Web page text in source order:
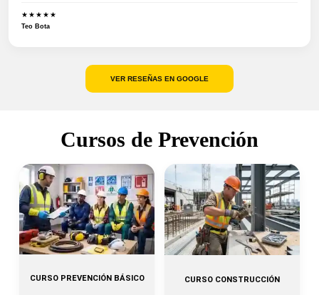
★★★★★
Teo Bota
VER RESEÑAS EN GOOGLE
Cursos de Prevención
CURSO PREVENCIÓN BÁSICO CURSO CONSTRUCCIÓN